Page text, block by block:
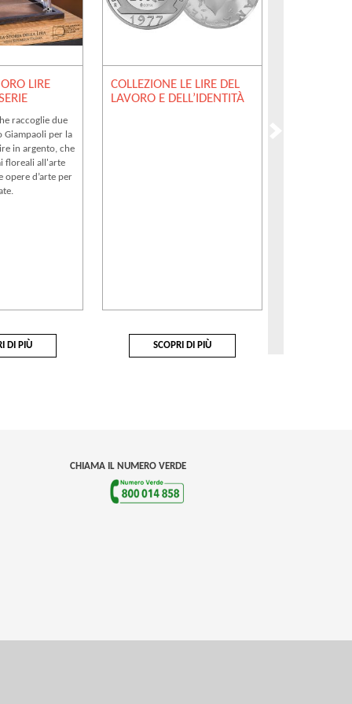
LIRE
raccoglie due
Giampaoli per la
in argento, che
floreali all'arte
opere d’arte per
DI PIÙ
COLLEZIONE LE LIRE DEL
LAVORO E DELL’IDENTITÀ
SCOPRI DI PIÙ
CHIAMA IL NUMERO VERDE